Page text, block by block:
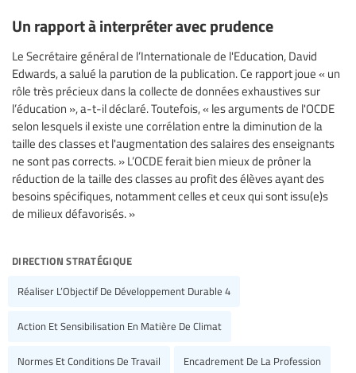
Un rapport à interpréter avec prudence
Le Secrétaire général de l’Internationale de l'Education, David
Edwards, a salué la parution de la publication. Ce rapport joue « un
rôle très précieux dans la collecte de données exhaustives sur
l’éducation », a-t-il déclaré. Toutefois, « les arguments de l'OCDE
selon lesquels il existe une corrélation entre la diminution de la
taille des classes et l'augmentation des salaires des enseignants
ne sont pas corrects. » L’OCDE ferait bien mieux de prôner la
réduction de la taille des classes au profit des élèves ayant des
besoins spécifiques, notamment celles et ceux qui sont issu(e)s
de milieux défavorisés. »
direction stratégique
Réaliser L’Objectif De Développement Durable 4
Action Et Sensibilisation En Matière De Climat
Normes Et Conditions De Travail Encadrement De La Profession